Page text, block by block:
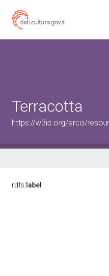
Terracotta
https://w3id.org/arco/
rdfs: label